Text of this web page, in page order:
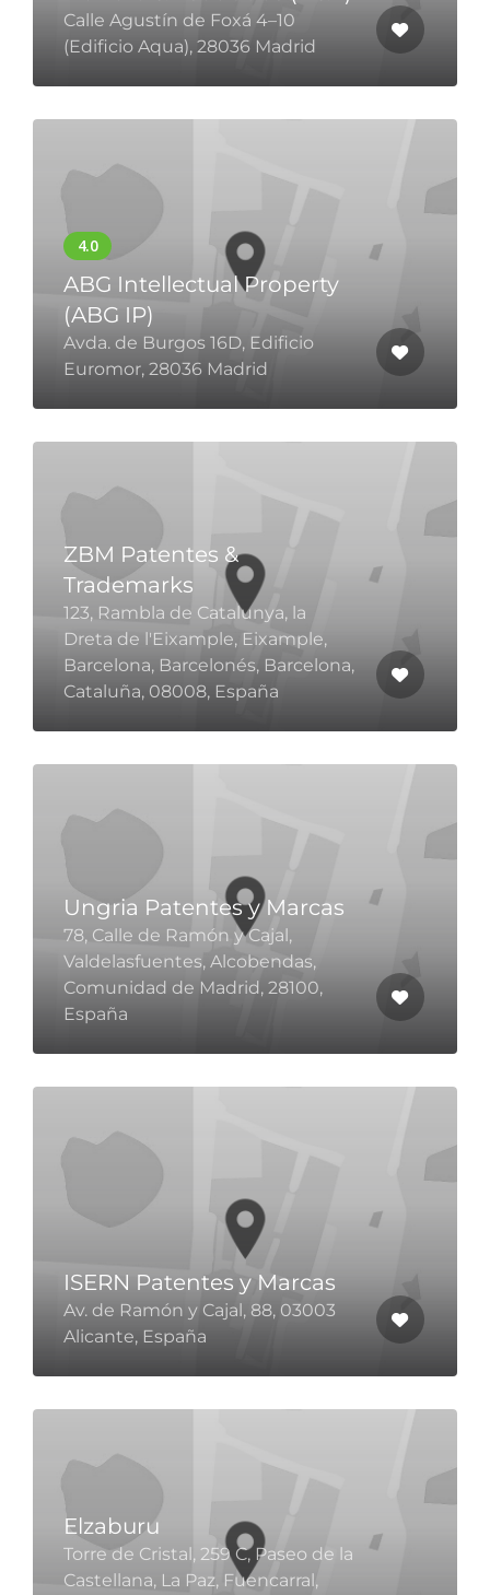
Calle Agustín de Foxá 4–10
(Edificio Aqua), 28036 Madrid
ABG Intellectual Property
(ABG IP)
Avda. de Burgos 16D, Edificio
Euromor, 28036 Madrid
ZBM Patentes &
Trademarks
123, Rambla de Catalunya, la
Dreta de l'Eixample, Eixample,
Barcelona, Barcelonés, Barcelona,
Cataluña, 08008, España
Ungria Patentes y Marcas
78, Calle de Ramón y Cajal,
Valdelasfuentes, Alcobendas,
Comunidad de Madrid, 28100,
España
ISERN Patentes y Marcas
Av. de Ramón y Cajal, 88, 03003
Alicante, España
Elzaburu
Torre de Cristal, 259 C, Paseo de la
Castellana, La Paz, Fuencarral,